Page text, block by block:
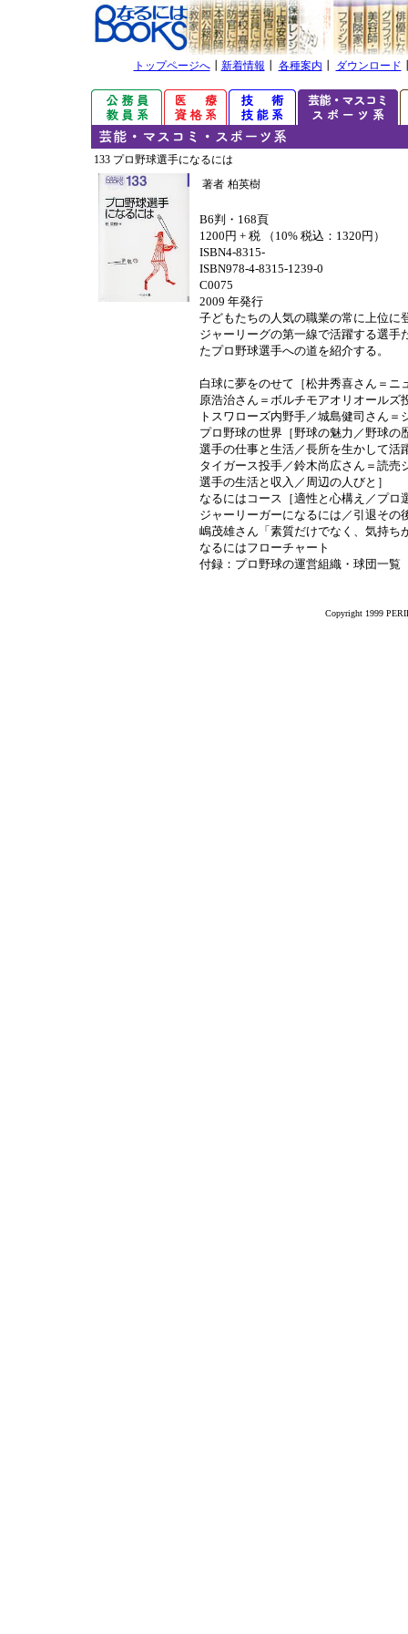
トップページへ┃ 新着情報 各種案内 ダウンロード
133 プロ野球選手になるには
著者 柏英樹
B6判・168頁
1200円 + 税 （10% 税込：1320円）
ISBN4-8315-
ISBN978-4-8315-1239-0
C0075
2009 年発行
子どもたちの人気の職業の常に上位に
ジャーリーグの第一線で活躍する選手
たプロ野球選手への道を紹介する。
白球に夢をのせて［松井秀喜さん＝ニ
原浩治さん＝ボルチモアオリオールズ
トスワローズ内野手／城島健司さん
プロ野球の世界［野球の魅力／野球の
選手の仕事と生活／長所を生かして活
タイガース投手／鈴木尚広さん＝読売
選手の生活と収入／周辺の人びと］
なるにはコース［適性と心構え／プロ
ジャーリーガーになるには／引退その
嶋茂雄さん「素質だけでなく、気持ち
なるにはフローチャート
付録：プロ野球の運営組織・球団一覧
Copyright 1999